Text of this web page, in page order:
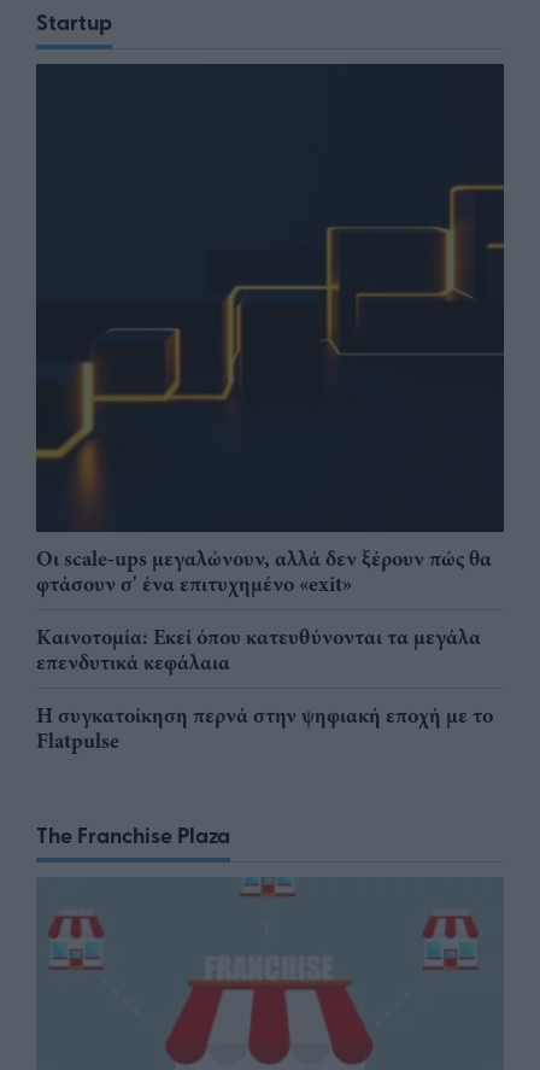
Startup
Οι scale-ups μεγαλώνουν, αλλά δεν ξέρουν πώς θα
φτάσουν σ' ένα επιτυχημένο «exit»
Καινοτομία: Εκεί όπου κατευθύνονται τα μεγάλα
επενδυτικά κεφάλαια
Η συγκατοίκηση περνά στην ψηφιακή εποχή με το
Flatpulse
The Franchise Plaza